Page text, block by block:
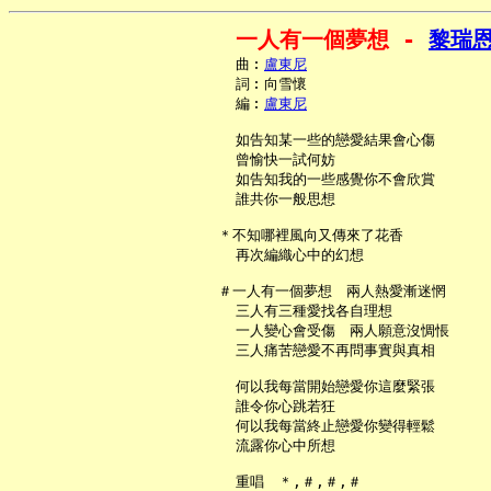
一人有一個夢想 - 黎瑞
     曲︰
盧東尼
     詞︰向雪懷
     編︰
盧東尼
     如告知某一些的戀愛結果會心傷
     曾愉快一試何妨
     如告知我的一些感覺你不會欣賞
     誰共你一般思想
   ＊不知哪裡風向又傳來了花香
     再次編織心中的幻想
   ＃一人有一個夢想　兩人熱愛漸迷惘
     三人有三種愛找各自理想
     一人變心會受傷　兩人願意沒惆悵
     三人痛苦戀愛不再問事實與真相
     何以我每當開始戀愛你這麼緊張
     誰令你心跳若狂
     何以我每當終止戀愛你變得輕鬆
     流露你心中所想